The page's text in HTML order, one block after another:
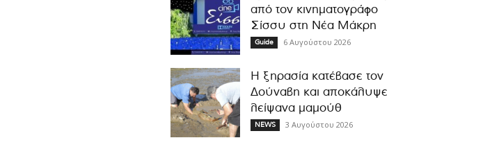
από τον κινηματογράφο
Σίσσυ στη Νέα Μάκρη
Guide 6 Αυγούστου 2026
Η ξηρασία κατέβασε τον
Δούναβη και αποκάλυψε
λείψανα μαμούθ
NEWS 3 Αυγούστου 2026